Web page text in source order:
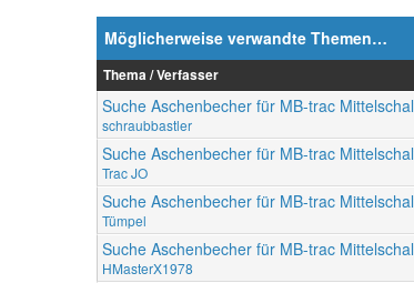
Möglicherweise verwandte Themen…
Thema / Verfasser
Suche Aschenbecher für MB-trac
schraubbastler
Suche Aschenbecher für MB-trac
Trac JO
Suche Aschenbecher für MB-trac
Tümpel
Suche Aschenbecher für MB-trac
HMasterX1978